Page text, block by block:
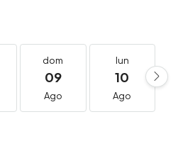
dom
09
Ago
lun
10
Ago